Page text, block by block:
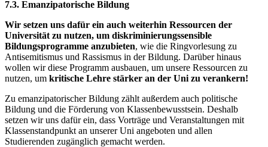
7.3. Emanzipatorische Bildung
Wir setzen uns dafür ein auch weiterhin Ressourcen der
Universität zu nutzen, um diskriminierungssensible
Bildungsprogramme anzubieten, wie die Ringvorlesung zu
Antisemitismus und Rassismus in der Bildung. Darüber hinaus
wollen wir diese Programm ausbauen, um unsere Ressourcen zu
nutzen, um kritische Lehre stärker an der Uni zu verankern!
Zu emanzipatorischer Bildung zählt außerdem auch politische
Bildung und die Förderung von Klassenbewusstsein. Deshalb
setzen wir uns dafür ein, dass Vorträge und Veranstaltungen mit
Klassenstandpunkt an unserer Uni angeboten und allen
Studierenden zugänglich gemacht werden.